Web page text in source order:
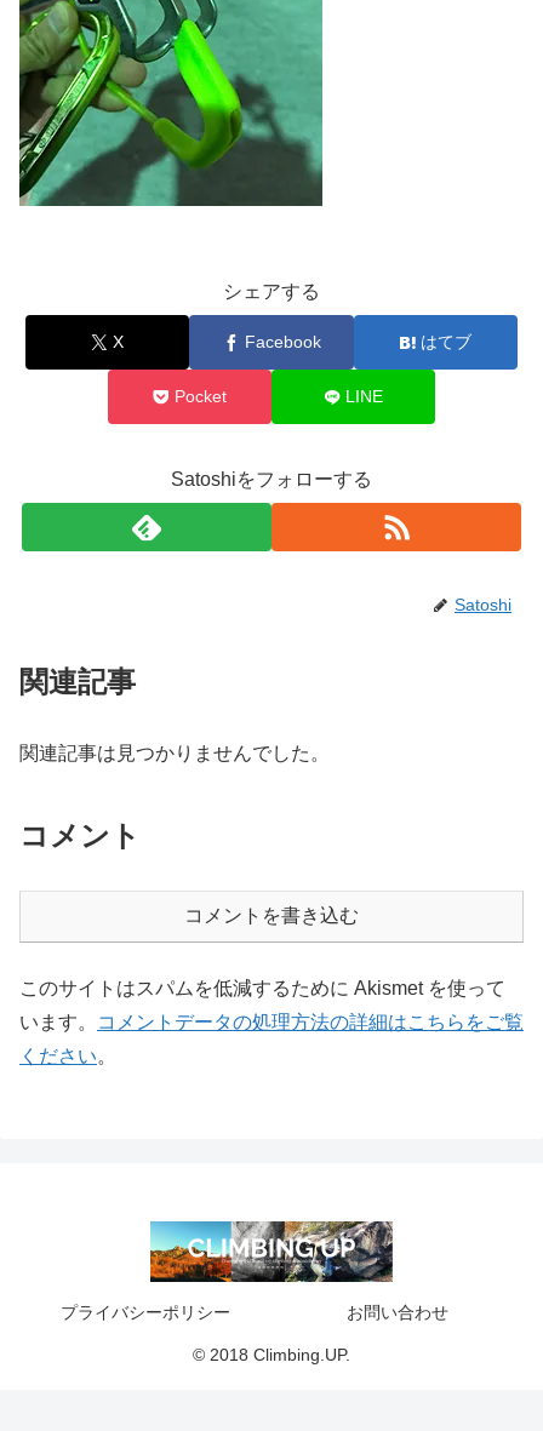
シェアする
X Facebook はてブ
Pocket LINE
Satoshiをフォローする
Satoshi
関連記事
関連記事は見つかりませんでした。
コメント
コメントを書き込む
このサイトはスパムを低減するために Akismet を使って
います。
コメントデータの処理方法の詳細はこちらをご覧
ください。
プライバシーポリシー お問い合わせ
© 2018 Climbing.UP.